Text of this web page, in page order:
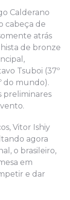
Calderano
cabeça de
atrás
de bronze
Tsuboi (37º
do mundo).
preliminares
Vitor Ishiy
agora
o brasileiro,
em
e dar